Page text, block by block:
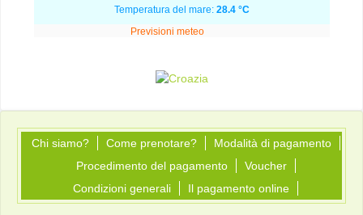
Temperatura del mare:28.4 °C
Previsioni meteo
Chi siamo? Come prenotare?
Modalità di pagamento
Procedimento del pagamento
Voucher
Condizioni generali
Il pagamento online